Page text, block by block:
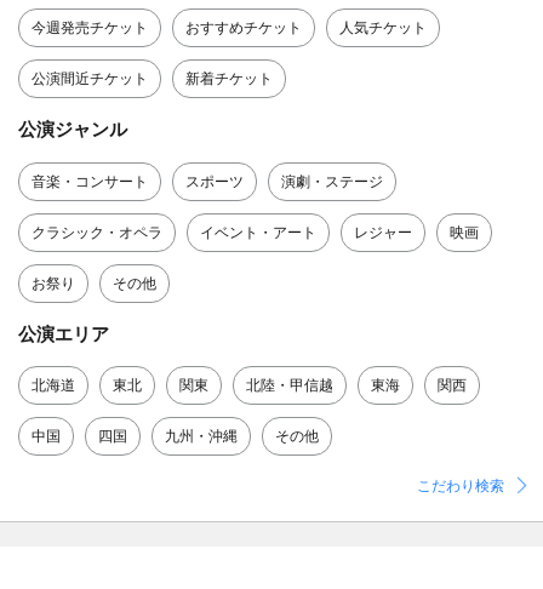
今週発売チケット おすすめチケット 人気チケット
公演間近チケット 新着チケット
公演ジャンル
音楽・コンサート スポーツ 演劇・ステージ
クラシック・オペラ イベント・アート レジャー 映画
お祭り その他
公演エリア
北海道 東北 関東 北陸・甲信越 東海 関西
中国 四国 九州・沖縄 その他
こだわり検索